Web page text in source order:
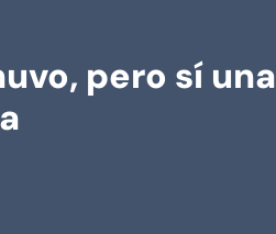
pero sí una